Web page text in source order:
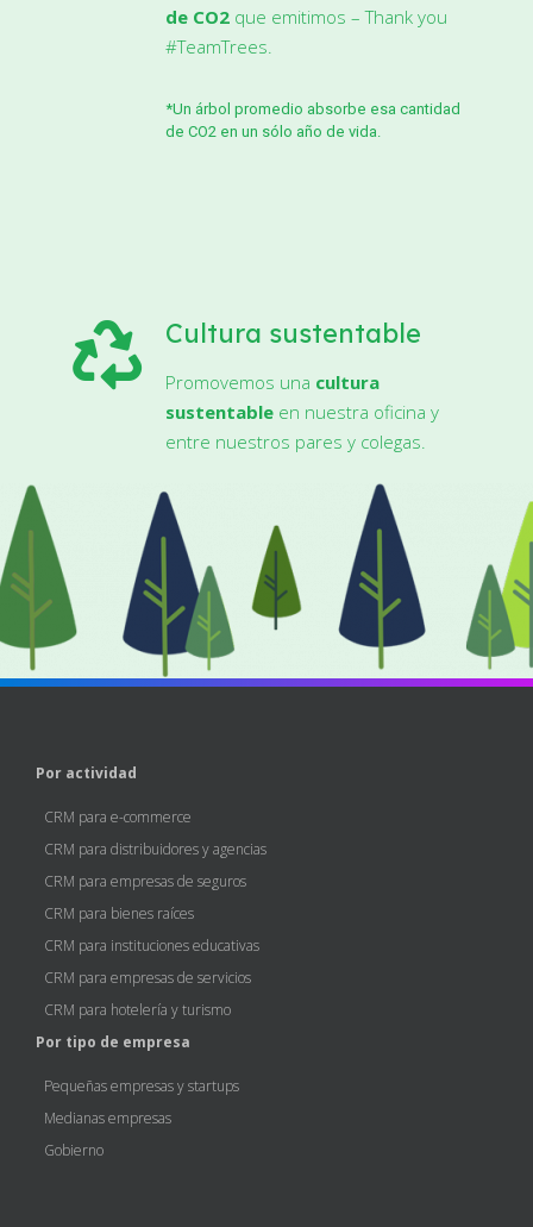
de CO2que emitimos – Thank you
#TeamTrees
*Un árbol promedio absorbe esa cantidad
de CO2 en un sólo año de vida.
Cultura sustentable
Promovemos una cultura
sustentableen nuestra oficina y
entre nuestros pares y colegas.
Por actividad
CRM para e-commerce
CRM para distribuidores y agencias
CRM para empresas de seguros
CRM para bienes raíces
CRM para instituciones educativas
CRM para empresas de servicios
CRM para hotelería y turismo
Por tipo de empresa
Pequeñas empresas y startups
Medianas empresas
Gobierno